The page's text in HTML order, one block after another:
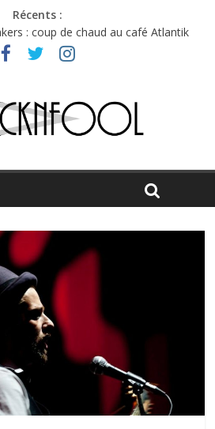
Récents :
: coup de chaud au café Atlantik
et émotions en hausse
de choisir entre chaleur et bonne
Festival : entre bière, métal et
la leçon de pop du Professeur Puth